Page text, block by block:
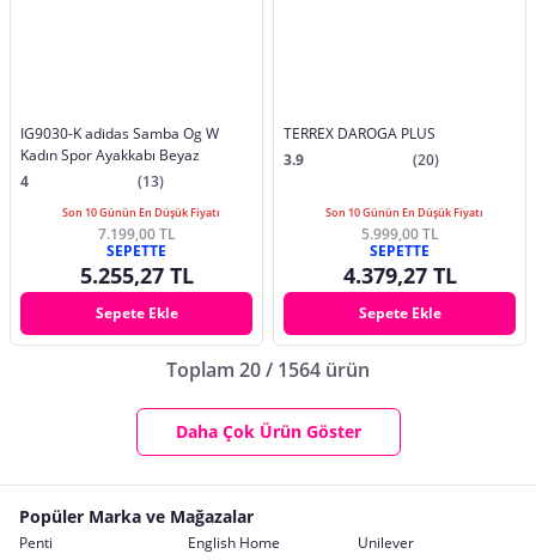
IG9030-K adidas Samba Og W
Kadın Spor Ayakkabı Beyaz
4
(13)
Son 10 Günün En Düşük Fiyatı
7.199,00 TL
SEPETTE
5.255,27 TL
Sepete Ekle
TERREX DAROGA PLUS
3.9
(20)
Son 10 Günün En Düşük Fiyatı
5.999,00 TL
SEPETTE
4.379,27 TL
Sepete Ekle
Toplam 20 / 1564 ürün
Daha Çok Ürün Göster
Popüler Marka ve Mağazalar
Penti English Home Unilever